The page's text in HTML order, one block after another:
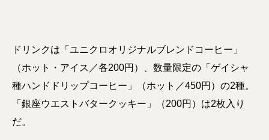
ドリンクは「ユニクロオリジナルブレンドコーヒー」
（ホット・アイス／各200円）、数量限定の「ゲイシャ
種ハンドドリップコーヒー」（ホット／450円）の2種。
「銀座ウエストバタークッキー」（200円）は2枚入り
だ。